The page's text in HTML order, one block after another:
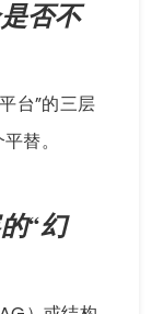
否不
台”的三层
替。
“幻